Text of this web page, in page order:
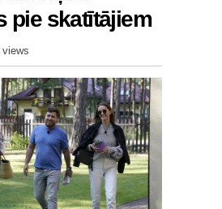
pie skatītājiem
views